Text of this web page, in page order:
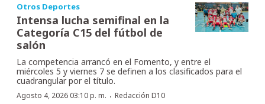
Otros Deportes
Intensa lucha semifinal en la
Categoría C15 del fútbol de
salón
La competencia arrancó en el Fomento, y entre el
miércoles 5 y viernes 7 se definen a los clasificados para el
cuadrangular por el título.
Agosto 4, 2026 03:10 p. m. · Redacción D10